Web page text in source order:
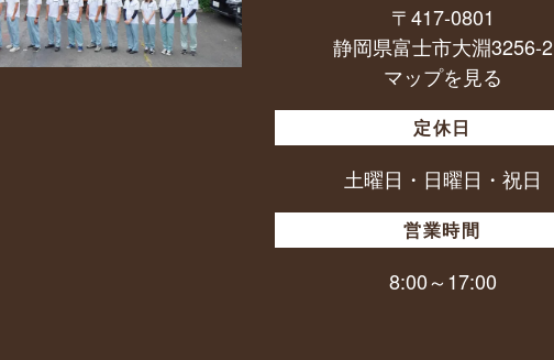
〒417-0801
静岡県富士市大淵3256-2
マップを見る
定休日
土曜日・日曜日・祝日
営業時間
8:00～17:00